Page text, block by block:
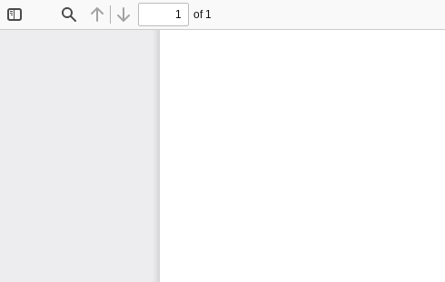
Find Previous
Next
of 1